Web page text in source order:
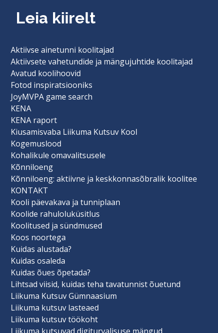
Leia kiirelt
Aktiivse ainetunni koolitajad
Aktiivsete vahetundide ja mängujuhtide koolitajad
Avatud koolihoovid
Fotod inspiratsiooniks
JoyMVPA game search
KENA
KENA raport
Kiusamisvaba Liikuma Kutsuv Kool
Kogemuslood
Kohalikule omavalitsusele
Kõnniloeng
Kõnniloeng: aktiivne ja keskkonnasõbralik koolitee
KONTAKT
Kooli päevakava ja tunniplaan
Koolide rahuloluküsitlus
Koolitused ja sündmused
Koos noortega
Kuidas alustada?
Kuidas osaleda
Kuidas õues õpetada?
Lihtsad viisid, kuidas teha tavatunnist õuetund
Liikuma Kutsuv Gümnaasium
Liikuma kutsuv lasteaed
Liikuma kutsuv töökoht